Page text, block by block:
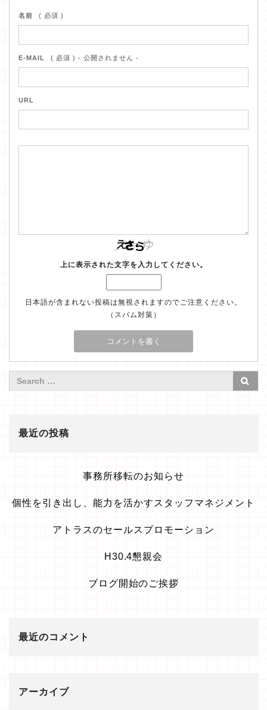
名前 ( 必須 )
E-MAIL ( 必須 ) - 公開されません -
URL
上に表示された文字を入力してください。
日本語が含まれない投稿は無視されますのでご注意ください。
（スパム対策）
最近の投稿
事務所移転のお知らせ
個性を引き出し、能力を活かすスタッフマネジメント
アトラスのセールスプロモーション
H30.4懇親会
ブログ開始のご挨拶
最近のコメント
アーカイブ